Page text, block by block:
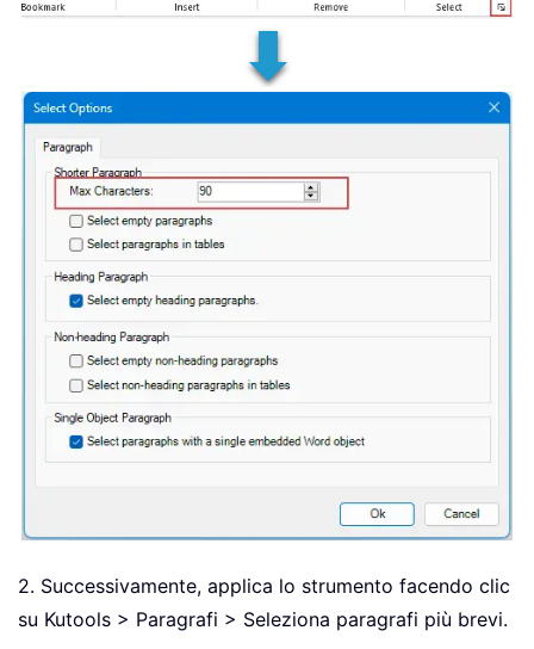
2. Successivamente, applica lo strumento facendo clic
su Kutools > Paragrafi > Seleziona paragrafi più brevi.